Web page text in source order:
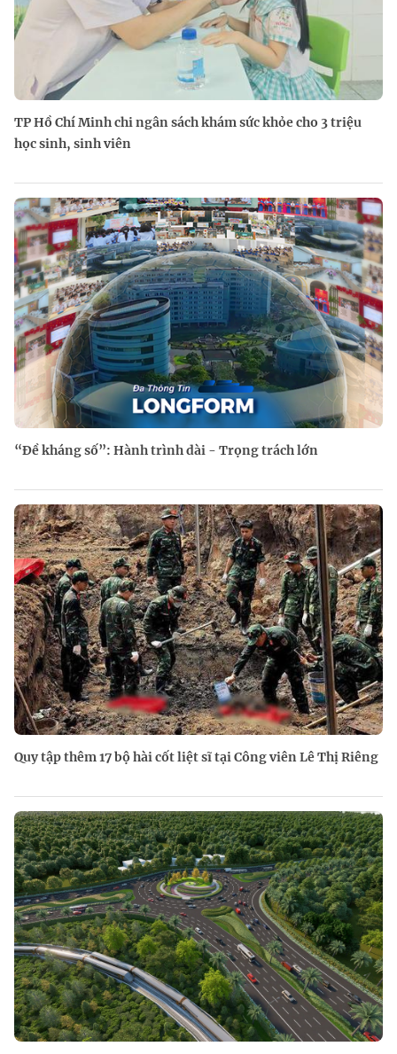
TP Hồ Chí Minh chi ngân sách khám sức khỏe cho 3 triệu
học sinh, sinh viên
“Đề kháng số”: Hành trình dài - Trọng trách lớn
Quy tập thêm 17 bộ hài cốt liệt sĩ tại Công viên Lê Thị Riêng